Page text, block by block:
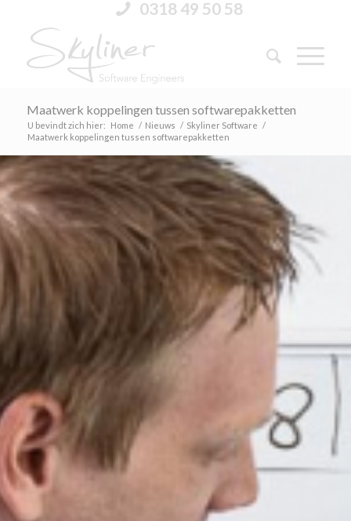
0318 49 50 58
Maatwerk koppelingen tussen softwarepakketten
U bevindt zich hier: Home / Nieuws / Skyliner Software /
Maatwerk koppelingen tussen softwarepakketten